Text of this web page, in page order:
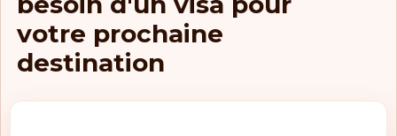
votre prochaine
destination